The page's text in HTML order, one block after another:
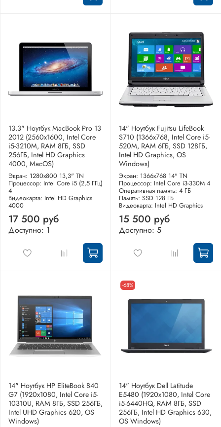
13.3" Ноутбук MacBook Pro 13
2012 (2560x1600, Intel Core
i5-3210M, RAM 8ГБ, SSD
256ГБ, Intel HD Graphics
4000, MacOS)
Экран: 1280x800 13,3" TN
Процессор: Intel Core i5 (2,5 ГГц)
4
Видеокарта: Intel HD Graphics
4000
17 500 руб
Доступно: 1
14" Ноутбук Fujitsu LifeBook
S710 (1366x768, Intel Core i5-
520M, RAM 6ГБ, SSD 128ГБ,
Intel HD Graphics, OS
Windows)
Экран: 1366x768 14" TN
Процессор: Intel Core i3-330M 4
Оперативная память: 4 ГБ
Память: SSD 128 ГБ
Видеокарта: Intel HD Graphics
15 500 руб
Доступно: 5
14" Ноутбук HP EliteBook 840
G7 (1920x1080, Intel Core i5-
10310U, RAM 8ГБ, SSD 256ГБ,
Intel UHD Graphics 620, OS
Windows)
-68%
14" Ноутбук Dell Latitude
E5480 (1920х1080, Intel Core
i5-6440HQ, RAM 8ГБ, SSD
256ГБ, Intel HD Graphics 630,
OS Windows)